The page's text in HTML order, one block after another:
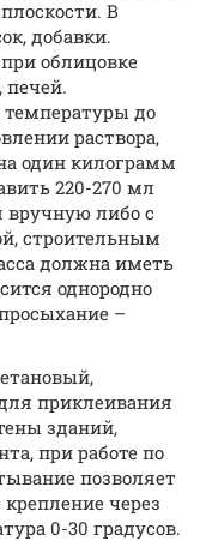
В
добавки.
облицовке
до
раствора,
один килограмм
220-270 мл
вручную либо с
строительным
должна иметь
однородно
–
приклеивания
зданий,
при работе по
позволяет
через
0-30 градусов.